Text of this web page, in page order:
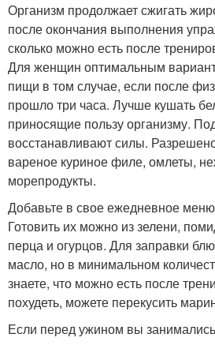
Организм продолжает сжигать
после окончания выполнения
сколько можно есть после
Для женщин оптимальным
пищи в том случае, если после
прошло три часа. Лучше кушать
приносящие пользу организму.
восстанавливают силы.
вареное куриное филе, омлеты,
морепродукты.
Добавьте в свое ежедневное
Готовить их можно из зелени,
перца и огурцов. Для заправки
масло, но в минимальном
знаете, что можно есть после
похудеть, можете перекусить
Если перед ужином вы